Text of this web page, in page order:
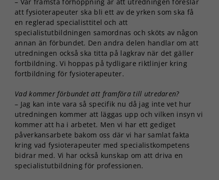
att fysioterapeuter ska bli ett av de yrken som ska få
en reglerad specialisttitel och att
specialistutbildningen samordnas och sköts av någon
annan än förbundet. Den andra delen handlar om att
utredningen också ska titta på lagkrav när det gäller
fortbildning. Vi hoppas på tydligare riktlinjer kring
fortbildning för fysioterapeuter.
Vad kommer förbundet att framföra till utredaren?
– Jag kan inte vara så specifik nu då jag inte vet hur
utredningen kommer att läggas upp och vilken insyn vi
kommer att ha i arbetet. Men vi har ett gediget
påverkansarbete bakom oss där vi har samlat fakta
kring vad fysioterapeuter med specialistkompetens
bidrar med. Vi har också kunskap om att driva en
specialistutbildning för professionen.